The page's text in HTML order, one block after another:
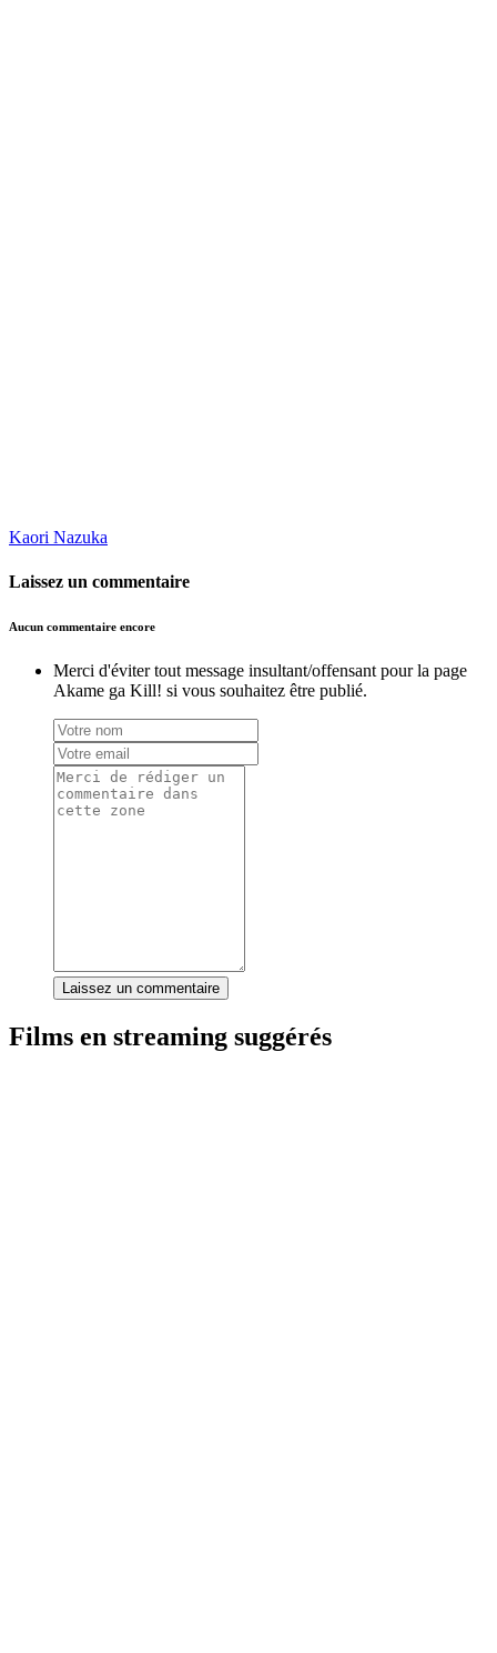
Kaori Nazuka
Laissez un commentaire
Aucun commentaire encore
Merci d'éviter tout message insultant/offensant pour la page
Akame ga Kill! si vous souhaitez être publié.
Laissez un commentaire
Films en streaming suggérés